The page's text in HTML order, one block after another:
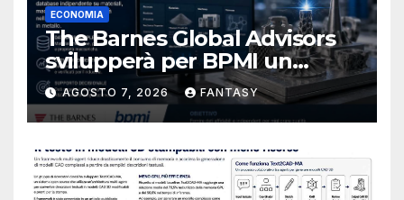
ECONOMIA
The Barnes Global Advisors
svilupperà per BPMI un
database per la stampa 3D
metallica destinata alla filiera
navale statunitense
AGOSTO 7, 2026 FANTASY